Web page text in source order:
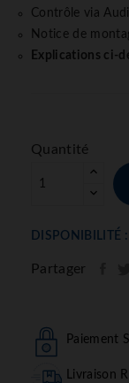
Contrôle via
Notice de
Explications ci-
Quantité
DISPONIBILITÉ
Partager
Paiement
Livraison